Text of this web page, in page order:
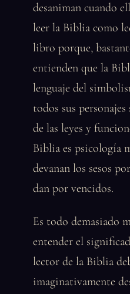
desaniman cuando
leer la Biblia como
libro porque,
entienden que la
lenguaje del
todos sus
de las leyes y
Biblia es psicología
devanan los sesos
dan por vencidos.
Es todo demasiado
entender el
lector de la Biblia
imaginativamente